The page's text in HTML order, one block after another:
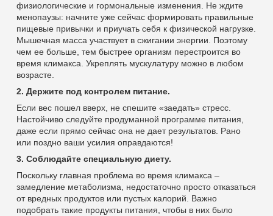
физиологические и гормональные изменения. Не ждите
менопаузы: начните уже сейчас формировать правильные
пищевые привычки и приучать себя к физической нагрузке.
Мышечная масса участвует в сжигании энергии. Поэтому
чем ее больше, тем быстрее организм перестроится во
время климакса. Укреплять мускулатуру можно в любом
возрасте.
2. Держите под контролем питание.
Если вес пошел вверх, не спешите «заедать» стресс.
Настойчиво следуйте продуманной программе питания,
даже если прямо сейчас она не дает результатов. Рано
или поздно ваши усилия оправдаются!
3. Соблюдайте специальную диету.
Поскольку главная проблема во время климакса –
замедление метаболизма, недостаточно просто отказаться
от вредных продуктов или пустых калорий. Важно
подобрать такие продукты питания, чтобы в них было